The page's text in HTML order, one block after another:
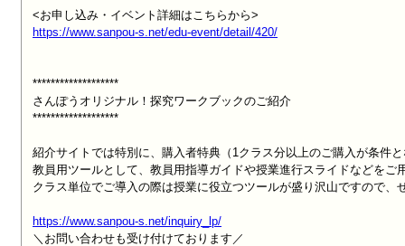
https://www.sanpou-s.net/edu-event/detail/420/
*******************
さんぽうオリジナル！探究ワークブックのご紹介
*******************
紹介サイトでは特別に、購入者特典（1クラス分以上のご購入が条件
教員用ツールとして、教員用指導ガイドや授業進行スライドなどを
クラス単位でご導入の際は授業に役立つツールが盛り沢山ですので、
https://www.sanpou-s.net/inquiry_lp/
＼お問い合わせも受け付けております／